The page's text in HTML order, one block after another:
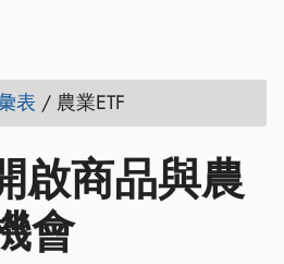
表 /農業ETF
啟商品與農
會